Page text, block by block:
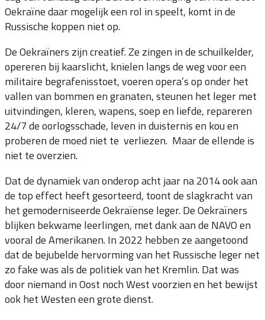
Oekraïne daar mogelijk een rol in speelt, komt in de
Russische koppen niet op.
De Oekraïners zijn creatief. Ze zingen in de schuilkelder,
opereren bij kaarslicht, knielen langs de weg voor een
militaire begrafenisstoet, voeren opera’s op onder het
vallen van bommen en granaten, steunen het leger met
uitvindingen, kleren, wapens, soep en liefde, repareren
24/7 de oorlogsschade, leven in duisternis en kou en
proberen de moed niet te verliezen. Maar de ellende is
niet te overzien.
Dat de dynamiek van onderop acht jaar na 2014 ook aan
de top effect heeft gesorteerd, toont de slagkracht van
het gemoderniseerde Oekraïense leger. De Oekraïners
blijken bekwame leerlingen, met dank aan de NAVO en
vooral de Amerikanen. In 2022 hebben ze aangetoond
dat de bejubelde hervorming van het Russische leger net
zo fake was als de politiek van het Kremlin. Dat was
door niemand in Oost noch West voorzien en het bewijst
ook het Westen een grote dienst.